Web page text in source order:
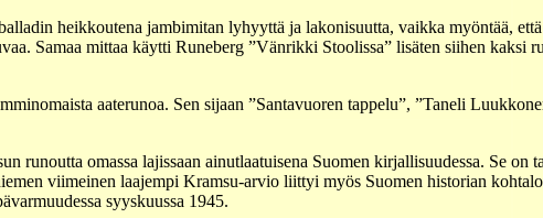
heikkoutena jambimitan lyhyyttä ja lakonisuutta, vaikka myöntää,
Samaa mittaa käytti Runeberg ”Vänrikki Stoolissa” lisäten siihen kaksi
aaterunoa. Sen sijaan ”Santavuoren tappelu”, ”Taneli
runoutta omassa lajissaan ainutlaatuisena Suomen kirjallisuudessa. Se on
viimeinen laajempi Kramsu-arvio liittyi myös Suomen historian
syyskuussa 1945.